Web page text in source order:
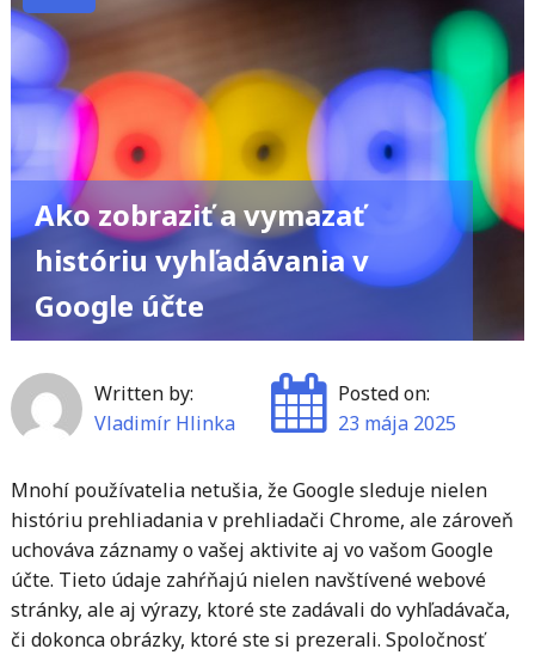
umelej
inteligencie
na
zhrnutie
rozhovorov"
Ako zobraziť a vymazať
históriu vyhľadávania v
Google účte
Written by:
Vladimír Hlinka
Posted on:
23 mája 2025
Mnohí používatelia netušia, že Google sleduje nielen
históriu prehliadania v prehliadači Chrome, ale zároveň
uchováva záznamy o vašej aktivite aj vo vašom Google
účte. Tieto údaje zahŕňajú nielen navštívené webové
stránky, ale aj výrazy, ktoré ste zadávali do vyhľadávača,
či dokonca obrázky, ktoré ste si prezerali. Spoločnosť